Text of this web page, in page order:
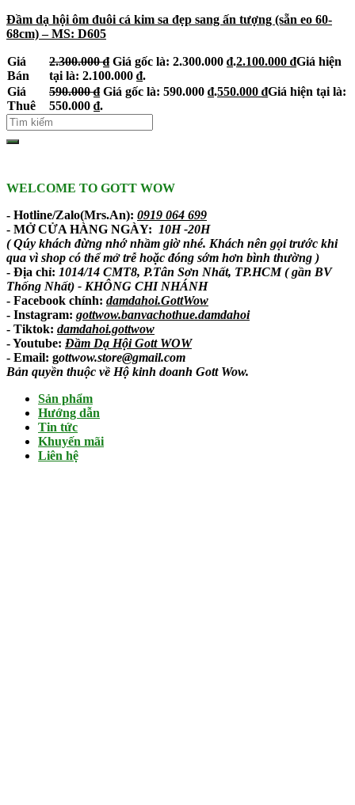
Đầm dạ hội ôm đuôi cá kim sa đẹp sang ấn tượng (sẵn eo 60-
68cm) – MS: D605
Giá
Bán
2.300.000₫ Giá gốc là: 2.300.000 ₫.2.100.000 ₫Giá hiện
tại là: 2.100.000 ₫.
Giá
Thuê
590.000₫ Giá gốc là: 590.000 ₫.550.000 ₫Giá hiện tại là:
550.000 ₫.
WELCOME TO GOTT WOW
- Hotline/Zalo(Mrs.An): 0919 064 699
- MỞ CỬA HÀNG NGÀY:
10H -20H
( Qúy khách đừng nhớ nhầm giờ nhé. Khách nên gọi trước khi
qua vì shop có thể mở trễ hoặc đóng sớm hơn bình thường )
- Địa chỉ: 1014/14 CMT8, P.Tân Sơn Nhất, TP.HCM ( gần BV
Thống Nhất) - KHÔNG CHI NHÁNH
- Facebook chính: damdahoi.GottWow
- Instagram: gottwow.banvachothue.damdahoi
- Tiktok: damdahoi.gottwow
-Youtube: Đầm Dạ Hội Gott WOW
- Email: gottwow.store@gmail.com
Bản quyền thuộc về Hộ kinh doanh Gott Wow.
Sản phẩm
Hướng dẫn
Tin tức
Khuyến mãi
Liên hệ